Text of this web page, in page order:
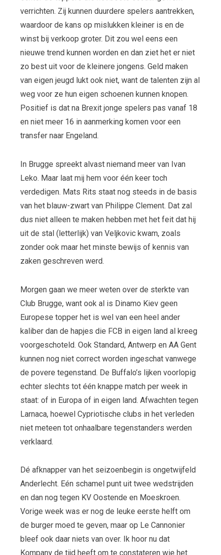
verrichten. Zij kunnen duurdere spelers aantrekken,
waardoor de kans op mislukken kleiner is en de
winst bij verkoop groter. Dit zou wel eens een
nieuwe trend kunnen worden en dan ziet het er niet
zo best uit voor de kleinere jongens. Geld maken
van eigen jeugd lukt ook niet, want de talenten zijn al
weg voor ze hun eigen schoenen kunnen knopen.
Positief is dat na Brexit jonge spelers pas vanaf 18
en niet meer 16 in aanmerking komen voor een
transfer naar Engeland.
In Brugge spreekt alvast niemand meer van Ivan
Leko. Maar laat mij hem voor één keer toch
verdedigen. Mats Rits staat nog steeds in de basis
van het blauw-zwart van Philippe Clement. Dat zal
dus niet alleen te maken hebben met het feit dat hij
uit de stal (letterlijk) van Veljkovic kwam, zoals
zonder ook maar het minste bewijs of kennis van
zaken geschreven werd.
Morgen gaan we meer weten over de sterkte van
Club Brugge, want ook al is Dinamo Kiev geen
Europese topper het is wel van een heel ander
kaliber dan de hapjes die FCB in eigen land al kreeg
voorgeschoteld. Ook Standard, Antwerp en AA Gent
kunnen nog niet correct worden ingeschat vanwege
de povere tegenstand. De Buffalo’s lijken voorlopig
echter slechts tot één knappe match per week in
staat: of in Europa of in eigen land. Afwachten tegen
Larnaca, hoewel Cypriotische clubs in het verleden
niet meteen tot onhaalbare tegenstanders werden
verklaard.
Dé afknapper van het seizoenbegin is ongetwijfeld
Anderlecht. Eén schamel punt uit twee wedstrijden
en dan nog tegen KV Oostende en Moeskroen.
Vorige week was er nog de leuke eerste helft om
de burger moed te geven, maar op Le Cannonier
bleef ook daar niets van over. Ik hoor nu dat
Kompany de tijd heeft om te constateren wie het